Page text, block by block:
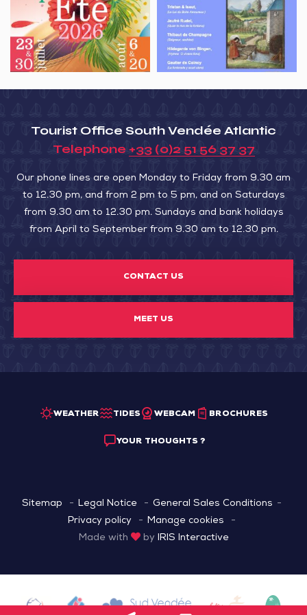
l’été
clere
fontaine”
Tourist Office South Vendée Atlantic
Telephone +33 (0)2 51 56 37 37
Our phone lines are open Monday to Friday from 9.30 am
to 12.30 pm, and from 2 pm to 5 pm, and on Saturdays
from 9.30 am to 12.30 pm. Sundays and bank holidays
from April to September from 9.30 am to 12.30 pm.
CONTACT US
MEET US
WEATHER TIDES WEBCAM BROCHURES
YOUR THOUGHTS ?
Sitemap Legal Notice
General Sales Conditions
Privacy policy
Manage cookies
Made with
by IRIS Interactive